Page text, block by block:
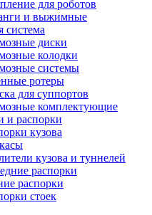
для роботов
и выжимные
система
диски
колодки
системы
ротеры
для суппортов
комплектующие
и распорки
кузова
кузова и туннелей
распорки
распорки
стоек